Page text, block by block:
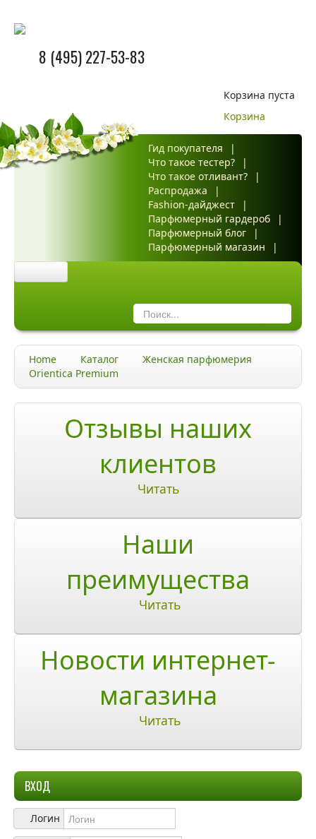
8 (495) 227-53-83
Корзина пуста
Корзина
Гид покупателя
|
Что такое тестер?
|
Что такое отливант?
|
Распродажа
|
Fashion-дайджест
|
Парфюмерный гардероб
|
Парфюмерный блог
|
Парфюмерный магазин
|
Качество и гарантии
Акции и скидки
Доставка и оплата
Доставка и оплата по Москве
Доставка по Санкт-Петербугу
Доставка и оплата по России
Ответы на часто задаваемые вопросы
Home Каталог
Женская парфюмерия
Orientica Premium
Отзывы наших
клиентов
Читать
Наши
преимущества
Читать
Новости интернет-
магазина
Читать
ВХОД
Логин